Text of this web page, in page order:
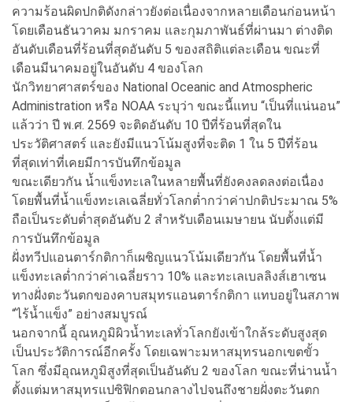
ความร้อนผิดปกติดังกล่าวยังต่อเนื่องจากหลายเดือนก่อนหน้า
โดยเดือนธันวาคม มกราคม และกุมภาพันธ์ที่ผ่านมา ต่างติด
อันดับเดือนที่ร้อนที่สุดอันดับ 5 ของสถิติแต่ละเดือน ขณะที่
เดือนมีนาคมอยู่ในอันดับ 4 ของโลก
นักวิทยาศาสตร์ของ National Oceanic and Atmospheric
Administration หรือ NOAA ระบุว่า ขณะนี้แทบ “เป็นที่แน่นอน”
แล้วว่า ปี พ.ศ. 2569 จะติดอันดับ 10 ปีที่ร้อนที่สุดใน
ประวัติศาสตร์ และยังมีแนวโน้มสูงที่จะติด 1 ใน 5 ปีที่ร้อน
ที่สุดเท่าที่เคยมีการบันทึกข้อมูล
ขณะเดียวกัน น้ำแข็งทะเลในหลายพื้นที่ยังคงลดลงต่อเนื่อง
โดยพื้นที่น้ำแข็งทะเลเฉลี่ยทั่วโลกต่ำกว่าค่าปกติประมาณ 5%
ถือเป็นระดับต่ำสุดอันดับ 2 สำหรับเดือนเมษายน นับตั้งแต่มี
การบันทึกข้อมูล
ฝั่งทวีปแอนตาร์กติกาก็เผชิญแนวโน้มเดียวกัน โดยพื้นที่น้ำ
แข็งทะเลต่ำกว่าค่าเฉลี่ยราว 10% และทะเลเบลลิงส์เฮาเซน
ทางฝั่งตะวันตกของคาบสมุทรแอนตาร์กติกา แทบอยู่ในสภาพ
“ไร้น้ำแข็ง” อย่างสมบูรณ์
นอกจากนี้ อุณหภูมิผิวน้ำทะเลทั่วโลกยังเข้าใกล้ระดับสูงสุด
เป็นประวัติการณ์อีกครั้ง โดยเฉพาะมหาสมุทรนอกเขตขั้ว
โลก ซึ่งมีอุณหภูมิสูงที่สุดเป็นอันดับ 2 ของโลก ขณะที่น่านน้ำ
ตั้งแต่มหาสมุทรแปซิฟิกตอนกลางไปจนถึงชายฝั่งตะวันตก